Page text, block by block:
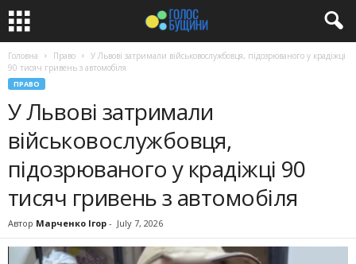
Головна Право
У Львові затримали військовослужбовця, підозрюваного у крадіжці
90 тисяч гривень з автомобіля
ПРАВО
У Львові затримали
військовослужбовця,
підозрюваного у крадіжці 90
тисяч гривень з автомобіля
Автор Марченко Ігор - July 7, 2026